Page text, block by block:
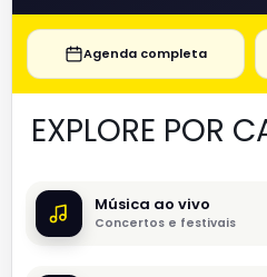
Agenda completa
EXPLORE POR
Música ao vivo
Concertos e festivais